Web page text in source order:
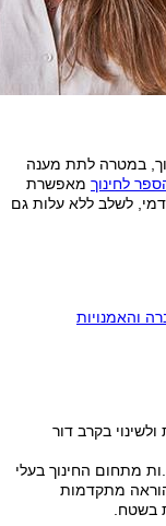
במטרה לתת מענה
לחינוך מאפשרת
לשלב ללא עלות גם
והאמנויות
בקרב דור
מתחום החינוך בעלי
הוראה מתקדמות
בשטח.